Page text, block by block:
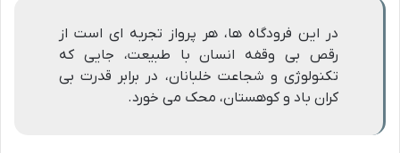
در این فرودگاه ها، هر پرواز تجربه ای است از
رقص بی وقفه انسان با طبیعت، جایی که
تکنولوژی و شجاعت خلبانان، در برابر قدرت بی
کران باد و کوهستان، محک می خورد.